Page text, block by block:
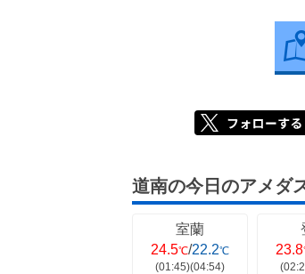
道南の今日のアメダ
室蘭
24.5℃/22.2℃
(01:45)(04:54)
23.8